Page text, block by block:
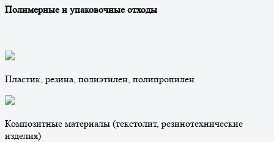
Полимерные и упаковочные отходы
Пластик, резина, полиэтилен, полипропилен
Композитные материалы (текстолит, резинотехнические
изделия)